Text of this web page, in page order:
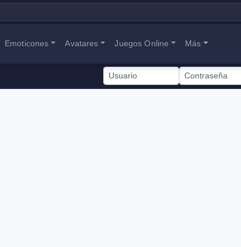
Emoticones Avatares Juegos Online Más